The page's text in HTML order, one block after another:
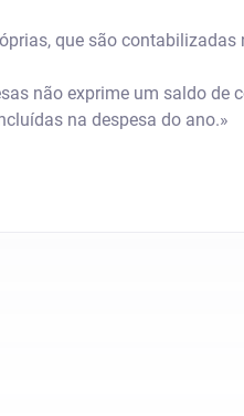
que são contabilizadas
não exprime um saldo
na despesa do ano.»